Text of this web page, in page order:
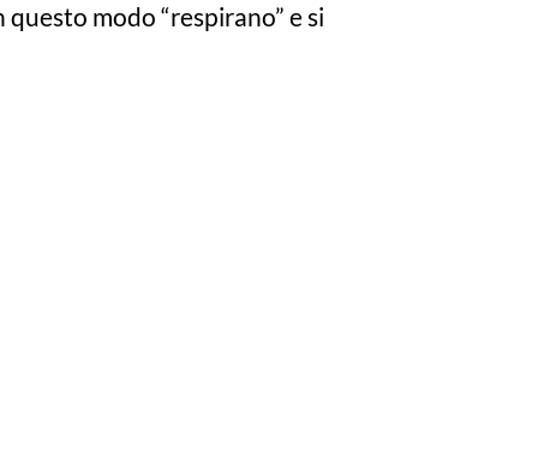
modo “respirano” e si